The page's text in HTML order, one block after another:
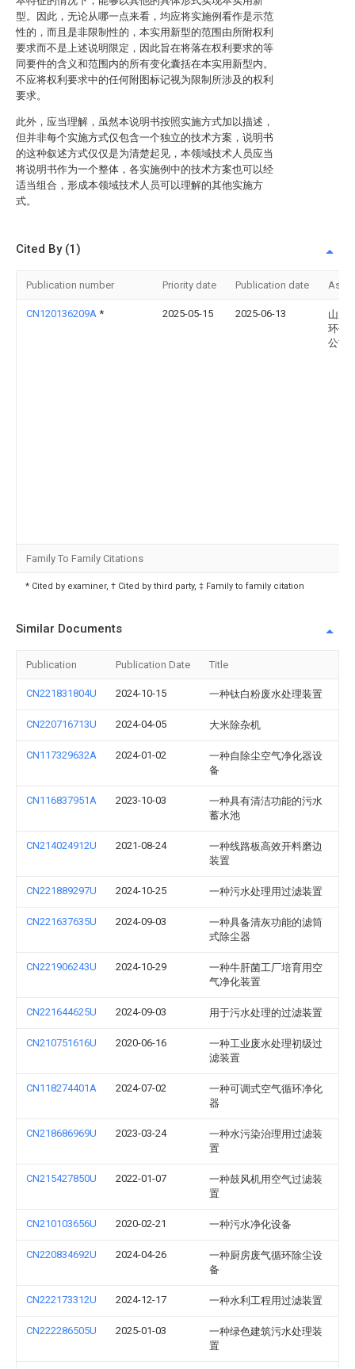
型。因此，无论从哪一点来看，均应将实施例看作是示范
性的，而且是非限制性的，本实用新型的范围由所附权利
要求而不是上述说明限定，因此旨在将落在权利要求的等
同要件的含义和范围内的所有变化囊括在本实用新型内。
不应将权利要求中的任何附图标记视为限制所涉及的权利
要求。
此外，应当理解，虽然本说明书按照实施方式加以描述，
但并非每个实施方式仅包含一个独立的技术方案，说明书
的这种叙述方式仅仅是为清楚起见，本领域技术人员应当
将说明书作为一个整体，各实施例中的技术方案也可以经
适当组合，形成本领域技术人员可以理解的其他实施方
式。
Cited By (1)
Publication number Priority date Publication date
CN120136209A * 2025-05-15 2025-06-13
山东
环保
公司
Family To Family Citations
* Cited by examiner, † Cited by third party, ‡ Family to family citation
Similar Documents
Publication Publication Date Title
CN221831804U 2024-10-15 一种钛白粉废水处理装置
CN220716713U 2024-04-05 大米除杂机
CN117329632A 2024-01-02
一种自除尘空气净化器设
备
CN116837951A 2023-10-03
一种具有清洁功能的污水
蓄水池
CN214024912U 2021-08-24
一种线路板高效开料磨边
装置
CN221889297U 2024-10-25 一种污水处理用过滤装置
CN221637635U 2024-09-03
一种具备清灰功能的滤筒
式除尘器
CN221906243U 2024-10-29
一种牛肝菌工厂培育用空
气净化装置
CN221644625U 2024-09-03 用于污水处理的过滤装置
CN210751616U 2020-06-16
一种工业废水处理初级过
滤装置
CN118274401A 2024-07-02
一种可调式空气循环净化
器
CN218686969U 2023-03-24
一种水污染治理用过滤装
置
CN215427850U 2022-01-07
一种鼓风机用空气过滤装
置
CN210103656U 2020-02-21 一种污水净化设备
CN220834692U 2024-04-26
一种厨房废气循环除尘设
备
CN222173312U 2024-12-17 一种水利工程用过滤装置
CN222286505U 2025-01-03
一种绿色建筑污水处理装
置